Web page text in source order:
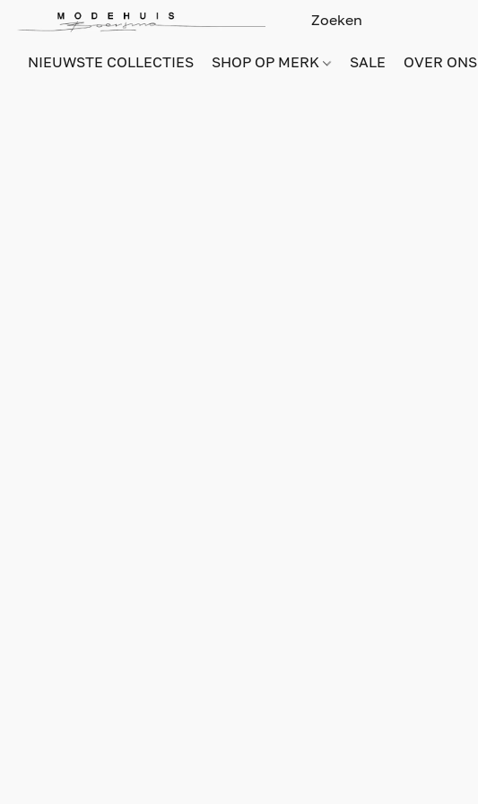
NIEUWSTE COLLECTIES SHOP OP MERK SALE OVER